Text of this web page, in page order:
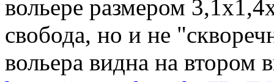
вольере размером
свобода, но и не
вольера видна на втором